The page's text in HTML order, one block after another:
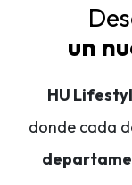
un
HU
donde cada